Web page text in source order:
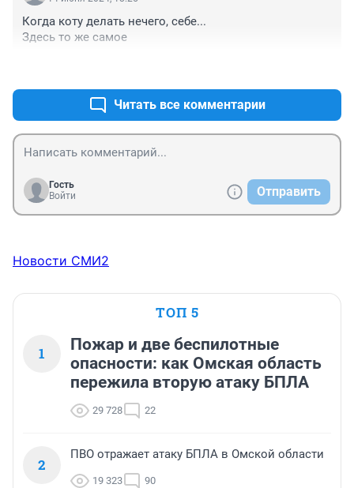
Когда коту делать нечего, себе...
Здесь то же самое
Читать все комментарии
Гость
Войти
Отправить
Новости СМИ2
ТОП 5
1
Пожар и две беспилотные
опасности: как Омская область
пережила вторую атаку БПЛА
29 728 22
2
ПВО отражает атаку БПЛА в Омской области
19 323 90